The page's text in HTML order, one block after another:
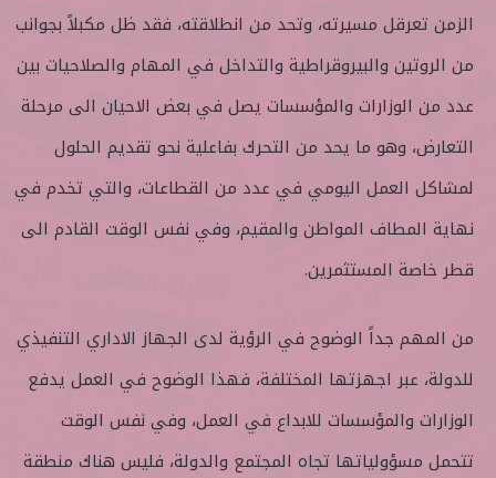
الزمن تعرقل مسيرته، وتحد من انطلاقته، فقد ظل مكبلاً بجوانب
من الروتين والبيروقراطية والتداخل في المهام والصلاحيات بين
عدد من الوزارات والمؤسسات يصل في بعض الاحيان الى مرحلة
التعارض، وهو ما يحد من التحرك بفاعلية نحو تقديم الحلول
لمشاكل العمل اليومي في عدد من القطاعات، والتي تخدم في
نهاية المطاف المواطن والمقيم، وفي نفس الوقت القادم الى
قطر خاصة المستثمرين.
من المهم جداً الوضوح في الرؤية لدى الجهاز الاداري التنفيذي
للدولة، عبر اجهزتها المختلفة، فهذا الوضوح في العمل يدفع
الوزارات والمؤسسات للابداع في العمل، وفي نفس الوقت
تتحمل مسؤولياتها تجاه المجتمع والدولة، فليس هناك منطقة